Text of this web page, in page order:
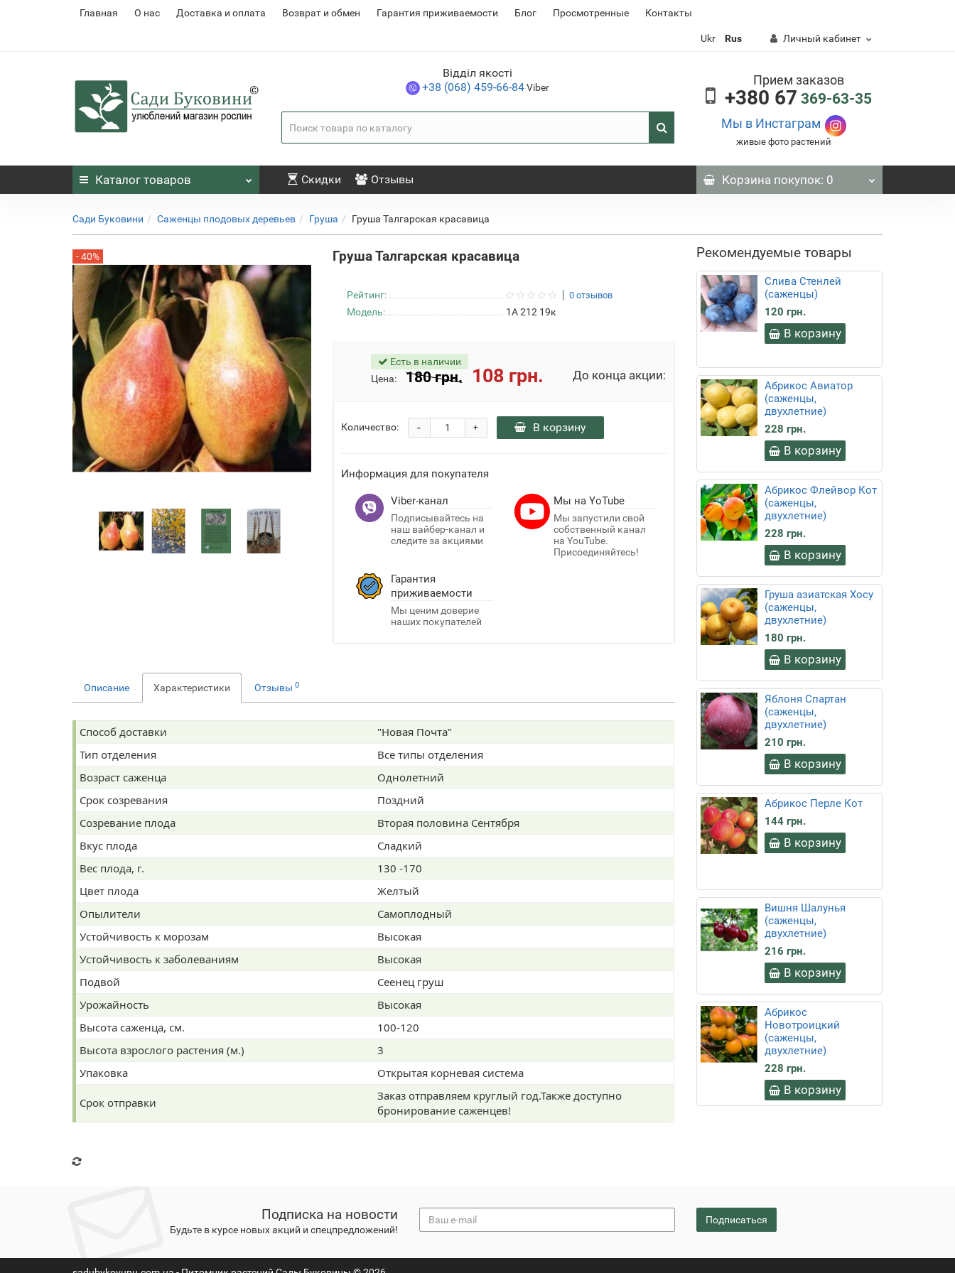
Главная О нас Доставка и оплата Возврат и обмен Гарантия приживаемости Блог Просмотренные Контакты
Ukr Rus Личный кабинет
Відділ якості
+38 (068) 459-66-84Viber Прием заказов
+380 67 369-63-35
Мы в Инстаграм
живые фото растений
Каталог товаров Скидки Отзывы Корзина покупок: 0
Сади Буковини Саженцы плодовых деревьев Груша Груша Талгарская красавица
- 40% Груша Талгарская красавица
Рейтинг: 0 отзывов
Модель: 1А 212 19к
Есть в наличии
108 грн. 02 29 32
В корзину
Viber-канал
Подписывайтесь на
наш вайбер-канал и
Мы на YoTube
Мы запустили свой
собственный канал
на YouTube.
Гарантия
приживаемости
Мы ценим доверие
Описание Отзывы0
Все типы отделения
Однолетний
Вторая половина Сентября
130 -170
Опылители
Устойчивость к морозам
Устойчивость к заболеваниям
Подвой
Открытая корневая система
Заказ отправляем круглый год.Также доступно
бронирование саженцев!
Рекомендуемые товары
Слива Стенлей
(саженцы)
120 грн.
В корзину
Абрикос Авиатор
(саженцы,
двухлетние)
228 грн.
В корзину
Абрикос Флейвор Кот
(саженцы,
двухлетние)
228 грн.
В корзину
Груша азиатская Хосу
(саженцы,
двухлетние)
180 грн.
В корзину
Яблоня Спартан
(саженцы,
двухлетние)
210 грн.
В корзину
Абрикос Перле Кот
144 грн.
В корзину
Вишня Шалунья
(саженцы,
двухлетние)
216 грн.
В корзину
Абрикос
Новотроицкий
(саженцы,
двухлетние)
228 грн.
В корзину
Подписка на новости Подписаться